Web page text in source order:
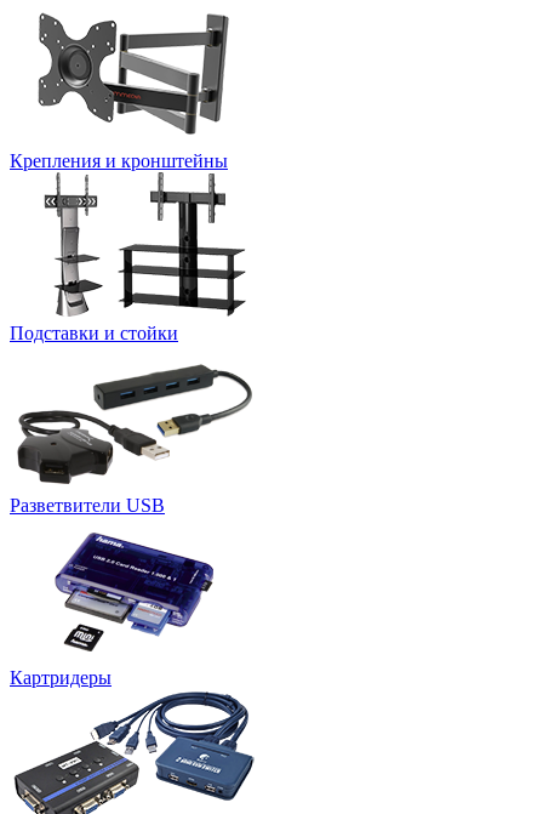
Крепления и кронштейны
Подставки и стойки
Разветвители USB
Картридеры